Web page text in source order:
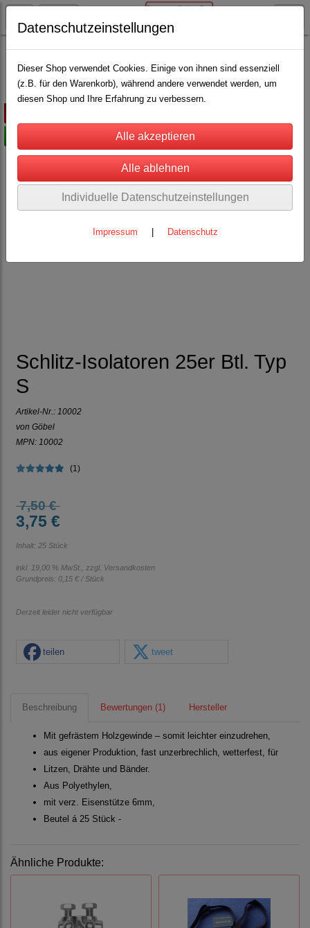
Weidezaun Isolatoren Schlitz Isolatoren
Schlitz-Isolatoren 25er Btl. Typ
S
Artikel-Nr.: 10002
von Göbel
MPN: 10002
(1)
7,50 €
3,75 €
Inhalt: 25 Stück
inkl. 19,00 % MwSt., zzgl. Versandkosten
Grundpreis: 0,15 € / Stück
Derzeit leider nicht verfügbar
teilen tweet
Beschreibung Bewertungen (1) Hersteller
Mit gefrästem Holzgewinde – somit leichter einzudrehen,
aus eigener Produktion, fast unzerbrechlich, wetterfest, für
Litzen, Drähte und Bänder.
Aus Polyethylen,
mit verz. Eisenstütze 6mm,
Beutel á 25 Stück -
Ähnliche Produkte:
Datenschutzeinstellungen
Dieser Shop verwendet Cookies. Einige von ihnen sind essenziell
(z.B. für den Warenkorb), während andere verwendet werden, um
diesen Shop und Ihre Erfahrung zu verbessern.
Individuelle Datenschutzeinstellungen
Impressum Datenschutz